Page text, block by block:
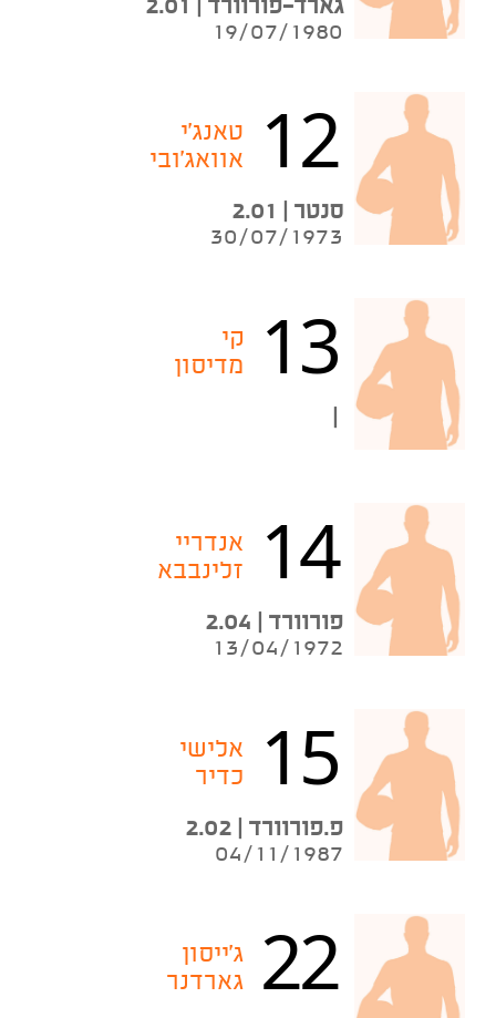
גארד-פורוורד | 2.01
19/07/1980
12
טאנג'י
אוואג'ובי
סנטר | 2.01
30/07/1973
13
קי
מדיסון
14
אנדריי
זלינבבא
פורוורד | 2.04
13/04/1972
15
אלישי
כדיר
פ.פורוורד | 2.02
04/11/1987
22
ג'ייסון
גארדנר